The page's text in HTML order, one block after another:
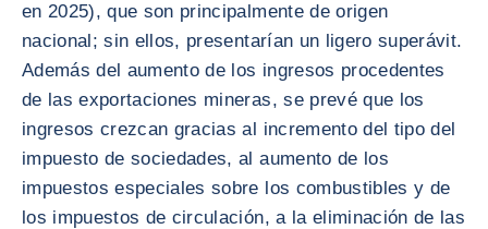
en 2025), que son principalmente de origen
nacional; sin ellos, presentarían un ligero superávit.
Además del aumento de los ingresos procedentes
de las exportaciones mineras, se prevé que los
ingresos crezcan gracias al incremento del tipo del
impuesto de sociedades, al aumento de los
impuestos especiales sobre los combustibles y de
los impuestos de circulación, a la eliminación de las